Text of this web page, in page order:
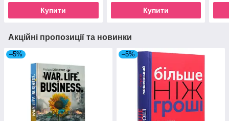
Купити Купити
Акційні пропозиції та новинки
–5% –5%